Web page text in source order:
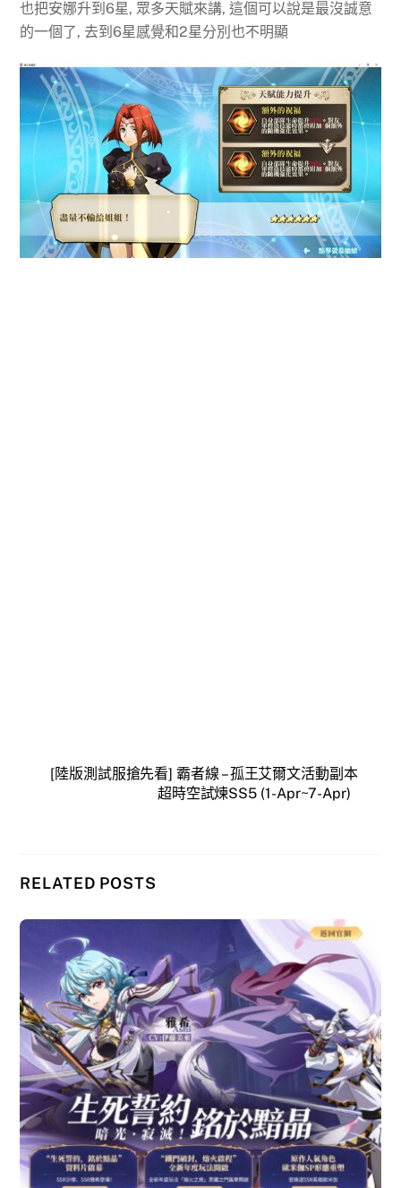
也把安娜升到6星, 眾多天賦來講, 這個可以說是最沒誠意
的一個了, 去到6星感覺和2星分別也不明顯
[陸版測試服搶先看] 霸者線 – 孤王艾爾文活動副本
超時空試煉SS5 (1-Apr~7-Apr)
RELATED POSTS